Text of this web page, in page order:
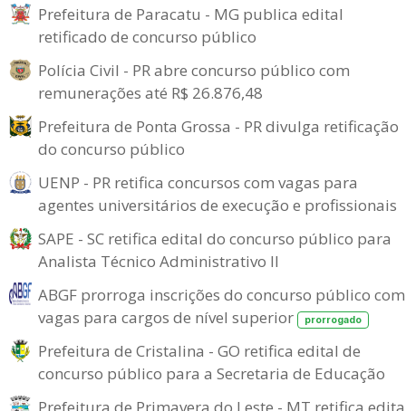
Prefeitura de Paracatu - MG publica edital
retificado de concurso público
Polícia Civil - PR abre concurso público com
remunerações até R$ 26.876,48
Prefeitura de Ponta Grossa - PR divulga retificação
do concurso público
UENP - PR retifica concursos com vagas para
agentes universitários de execução e profissionais
SAPE - SC retifica edital do concurso público para
Analista Técnico Administrativo II
ABGF prorroga inscrições do concurso público com
vagas para cargos de nível superior
prorrogado
Prefeitura de Cristalina - GO retifica edital de
concurso público para a Secretaria de Educação